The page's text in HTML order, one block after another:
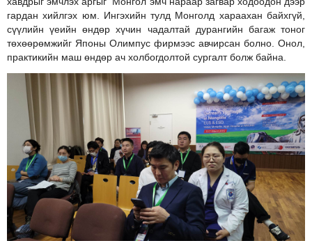
гардан хийлгэх юм. Ингэхийн тулд Монголд хараахан байхгүй,
сүүлийн үеийн өндөр хүчин чадалтай дурангийн багаж тоног
төхөөрөмжийг Японы Олимпус фирмээс авчирсан болно. Онол,
практикийн маш өндөр ач холбогдолтой сургалт болж байна.